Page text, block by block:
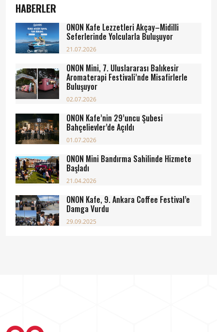
HABERLER
ONON Kafe Lezzetleri Akçay–Midilli
Seferlerinde Yolcularla Buluşuyor
21.07.2026
ONON Mini, 7. Uluslararası Balıkesir
Aromaterapi Festivali’nde Misafirlerle
Buluşuyor
02.07.2026
ONON Kafe’nin 29’uncu Şubesi
Bahçelievler’de Açıldı
01.07.2026
ONON Mini Bandırma Sahilinde Hizmete
Başladı
21.04.2026
ONON Kafe, 9. Ankara Coffee Festival’e
Damga Vurdu
29.09.2025